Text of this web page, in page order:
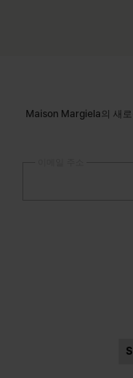
Maison Margiela의 새로
를 읽은 후에
인 데이터를 처리할 수 있도